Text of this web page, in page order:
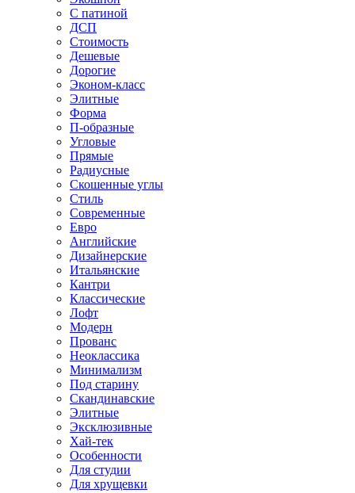
С патиной
ДСП
Стоимость
Дешевые
Дорогие
Эконом-класс
Элитные
Форма
П-образные
Угловые
Прямые
Радиусные
Скошенные углы
Стиль
Современные
Евро
Английские
Дизайнерские
Итальянские
Кантри
Классические
Лофт
Модерн
Прованс
Неоклассика
Минимализм
Под старину
Скандинавские
Элитные
Эксклюзивные
Хай-тек
Особенности
Для студии
Для хрущевки